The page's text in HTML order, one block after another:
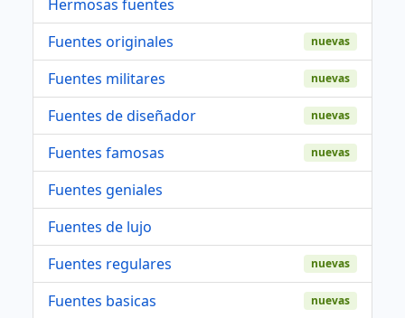
Hermosas fuentes
Fuentes originales
nuevas
Fuentes militares nuevas
Fuentes de diseñador nuevas
Fuentes famosas nuevas
Fuentes geniales
Fuentes de lujo
Fuentes regulares
nuevas
Fuentes basicas nuevas